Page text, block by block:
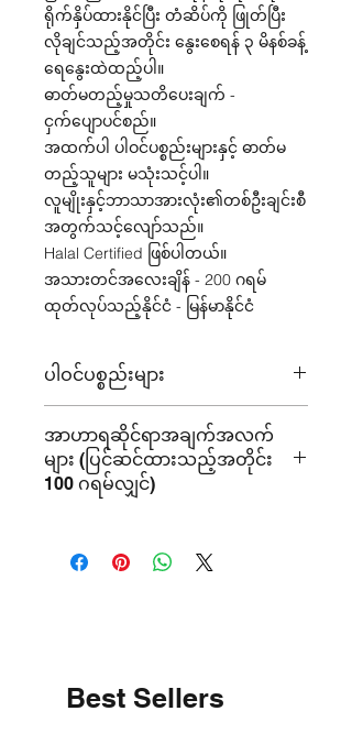
ရိုက်နှိပ်ထားနိုင်ပြီး တံဆိပ်ကို ဖြုတ်ပြီး
လိုချင်သည့်အတိုင်း နွေးစေရန် ၃ မိနစ်ခန့်
ရေနွေးထဲထည့်ပါ။
ဓာတ်မတည့်မှုသတိပေးချက် -
ငှက်ပျောပင်စည်။
အထက်ပါ ပါဝင်ပစ္စည်းများနှင့် ဓာတ်မ
တည့်သူများ မသုံးသင့်ပါ။
လူမျိုးနှင့်ဘာသာအားလုံး၏တစ်ဦးချင်းစီ
အတွက်သင့်လျော်သည်။
Halal Certified ဖြစ်ပါတယ်။
အသားတင်အလေးချိန် - 200 ဂရမ်
ထုတ်လုပ်သည့်နိုင်ငံ - မြန်မာနိုင်ငံ
ပါဝင်ပစ္စည်းများ
အာဟာရဆိုင်ရာအချက်အလက်
များ (ပြင်ဆင်ထားသည့်အတိုင်း
100 ဂရမ်လျှင်)
ပရိုတိန်း- 0.1 ဂရမ်
အဆီ - 0.03 ဂရမ်
Best Sellers